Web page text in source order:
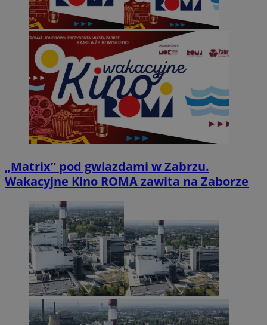
„Matrix” pod gwiazdami w Zabrzu.
Wakacyjne Kino ROMA zawita na Zaborze